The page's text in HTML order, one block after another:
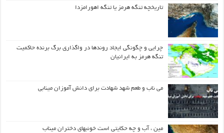
تاریخچه تنگه هرمز یا تنگه اهورامزدا
چرایی و چگونگی ایجاد روندها در واگذاری برگ برنده حاکمیت
تنگه هرمز به ایرانیان
می ناب و طعم شهد شهادت برای دانش آموزان مینابی
مین ، آب و چه حکایتی است خونبهای دختران میناب